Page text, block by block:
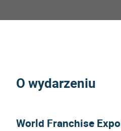
O wydarzeniu
World Franchise Expo